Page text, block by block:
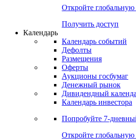
Корпоративные CDS
Попробуйте7-дневный
Откройте глобальную
Получить доступ
Календарь
Календарь событий
Дефолты
Размещения
Оферты
Денежный рынок
Календарь инвестора